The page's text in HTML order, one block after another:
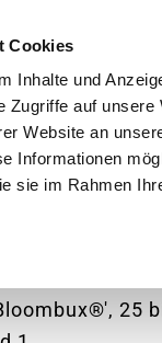
Cookies
Inhalte und
Zugriffe auf
Website an
Informationen
sie im Rahmen
Garten